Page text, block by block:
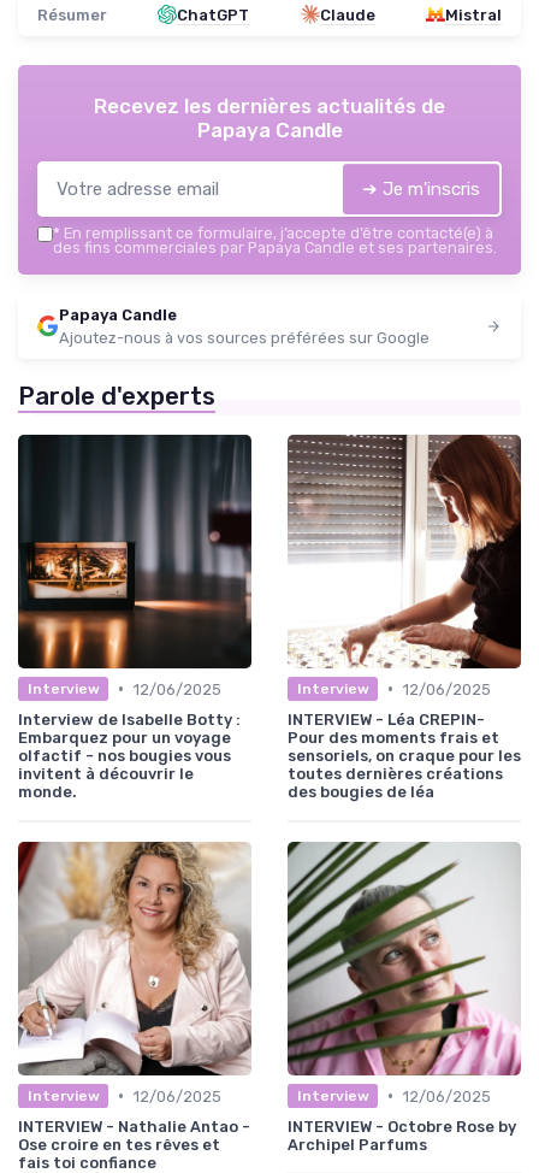
Résumer ChatGPT Claude Mistral
Recevez les dernières actualités de
Papaya Candle
➔ Je m'inscris
* En remplissant ce formulaire, j’accepte d’être contacté(e) à
des fins commerciales par Papaya Candle et ses partenaires.
Papaya Candle
Ajoutez-nous à vos sources préférées sur Google
Parole d'experts
Interview • 12/06/2025
Interview de Isabelle Botty :
Embarquez pour un voyage
olfactif - nos bougies vous
invitent à découvrir le
monde.
Interview • 12/06/2025
INTERVIEW - Léa CREPIN-
Pour des moments frais et
sensoriels, on craque pour les
toutes dernières créations
des bougies de léa
Interview • 12/06/2025
INTERVIEW - Nathalie Antao -
Ose croire en tes rêves et
fais toi confiance
Interview • 12/06/2025
INTERVIEW - Octobre Rose by
Archipel Parfums